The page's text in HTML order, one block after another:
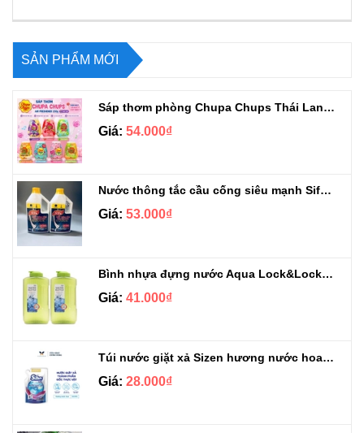
SẢN PHẨM MỚI
Sáp thơm phòng Chupa Chups Thái Lan 230g
Giá: 54.000₫
Nước thông tắc cầu cống siêu mạnh Sifa 1.4kg
Giá: 53.000₫
Bình nhựa đựng nước Aqua Lock&Lock 2.1L
Giá: 41.000₫
Túi nước giặt xả Sizen hương nước hoa 500 ml
Giá: 28.000₫